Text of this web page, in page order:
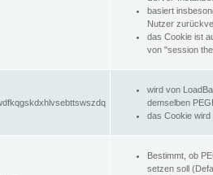
basiert
Nutzer
das Cookie ist
von "session
wird von
demselben
das Cookie wird
Bestimmt, ob
setzen soll